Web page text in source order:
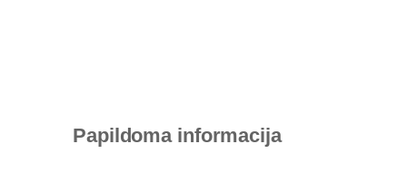
Papildoma informacija